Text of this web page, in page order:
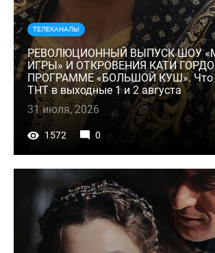
ТЕЛЕКАНАЛЫ
РЕВОЛЮЦИОННЫЙ ВЫПУСК ШОУ
ИГРЫ» И ОТКРОВЕНИЯ КАТИ
ПРОГРАММЕ «БОЛЬШОЙ КУШ». Что
ТНТ в выходные 1 и 2 августа
31 июля, 2026
1572 0